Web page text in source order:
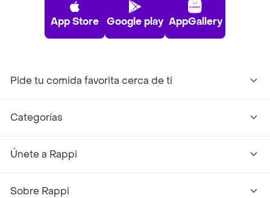
App Store Google play AppGallery
Pide tu comida favorita cerca de ti
Categorías
Únete a Rappi
Sobre Rappi